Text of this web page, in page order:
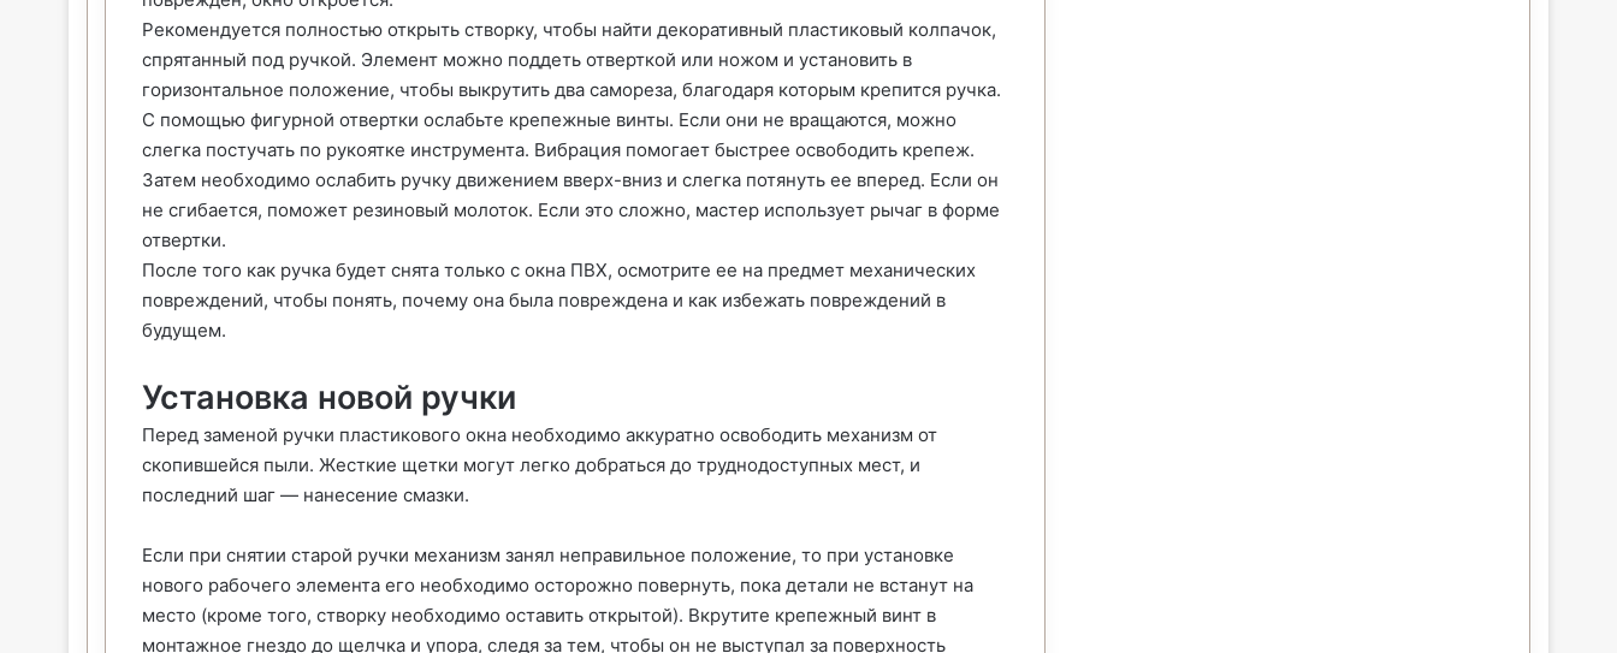
Рекомендуется полностью открыть створку, чтобы найти декоративный пластиковый колпачок,
спрятанный под ручкой. Элемент можно поддеть отверткой или ножом и установить в
горизонтальное положение, чтобы выкрутить два самореза, благодаря которым крепится ручка.
С помощью фигурной отвертки ослабьте крепежные винты. Если они не вращаются, можно
слегка постучать по рукоятке инструмента. Вибрация помогает быстрее освободить крепеж.
Затем необходимо ослабить ручку движением вверх-вниз и слегка потянуть ее вперед. Если он
не сгибается, поможет резиновый молоток. Если это сложно, мастер использует рычаг в форме
отвертки.
После того как ручка будет снята только с окна ПВХ, осмотрите ее на предмет механических
повреждений, чтобы понять, почему она была повреждена и как избежать повреждений в
будущем.
Установка новой ручки
Перед заменой ручки пластикового окна необходимо аккуратно освободить механизм от
скопившейся пыли. Жесткие щетки могут легко добраться до труднодоступных мест, и
последний шаг — нанесение смазки.
Если при снятии старой ручки механизм занял неправильное положение, то при установке
нового рабочего элемента его необходимо осторожно повернуть, пока детали не встанут на
место (кроме того, створку необходимо оставить открытой). Вкрутите крепежный винт в
монтажное гнездо до щелчка и упора, следя за тем, чтобы он не выступал за поверхность